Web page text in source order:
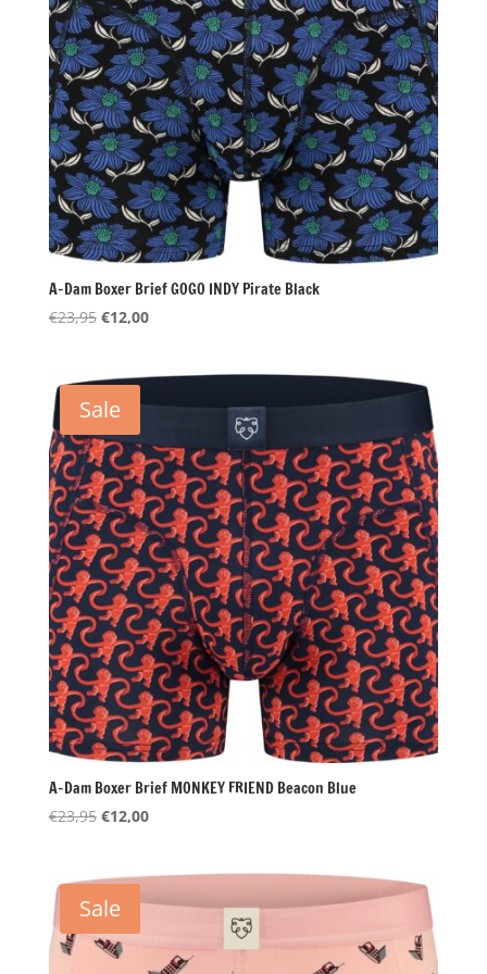
A-Dam Boxer Brief GOGO INDY Pirate Black
€23,95 Oorspronkelijke
€23,95.
€12,00Huidige
Sale
A-Dam Boxer Brief MONKEY FRIEND Beacon Blue
€23,95 Oorspronkelijke
€23,95.
€12,00Huidige
Sale